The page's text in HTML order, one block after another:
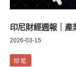
印尼財經週報｜產
2026-03-15
印尼